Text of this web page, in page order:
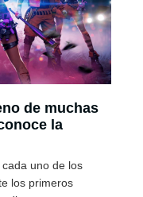
de muchas
la
uno de los
los primeros